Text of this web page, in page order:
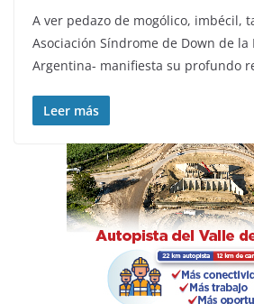
A ver pedazo de mogólico, imbécil,
Asociación Síndrome de Down de la
Argentina- manifiesta su profundo
Leer más